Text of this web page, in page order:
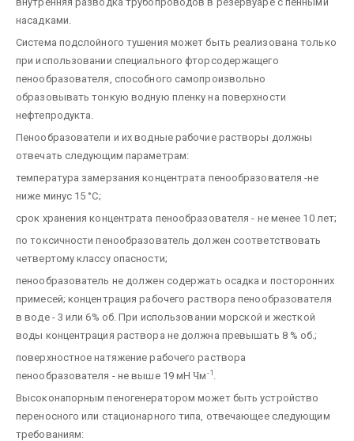
насадками.
Система подслойного тушения может быть реализована только
при использовании специального фторсодержащего
пенообразователя, способного самопроизвольно
образовывать тонкую водную пленку на поверхности
нефтепродукта.
Пенообразователи и их водные рабочие растворы должны
отвечать следующим параметрам:
температура замерзания концентрата пенообразователя -не
ниже минус 15 °С;
срок хранения концентрата пенообразователя - не менее 10 лет;
по токсичности пенообразователь должен соответствовать
четвертому классу опасности;
пенообразователь не должен содержать осадка и посторонних
примесей; концентрация рабочего раствора пенообразователя
в воде - 3 или 6% об. При использовании морской и жесткой
воды концентрация раствора не должна превышать 8 % об.;
поверхностное натяжение рабочего раствора
пенообразователя - не выше 19 мН Чм-1
Высоконапорным пеногенератором может быть устройство
переносного или стационарного типа, отвечающее следующим
требованиям: